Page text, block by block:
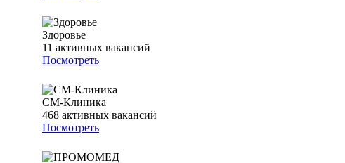
Здоровье
11 активных вакансий
Посмотреть
СМ-Клиника
468 активных вакансий
Посмотреть